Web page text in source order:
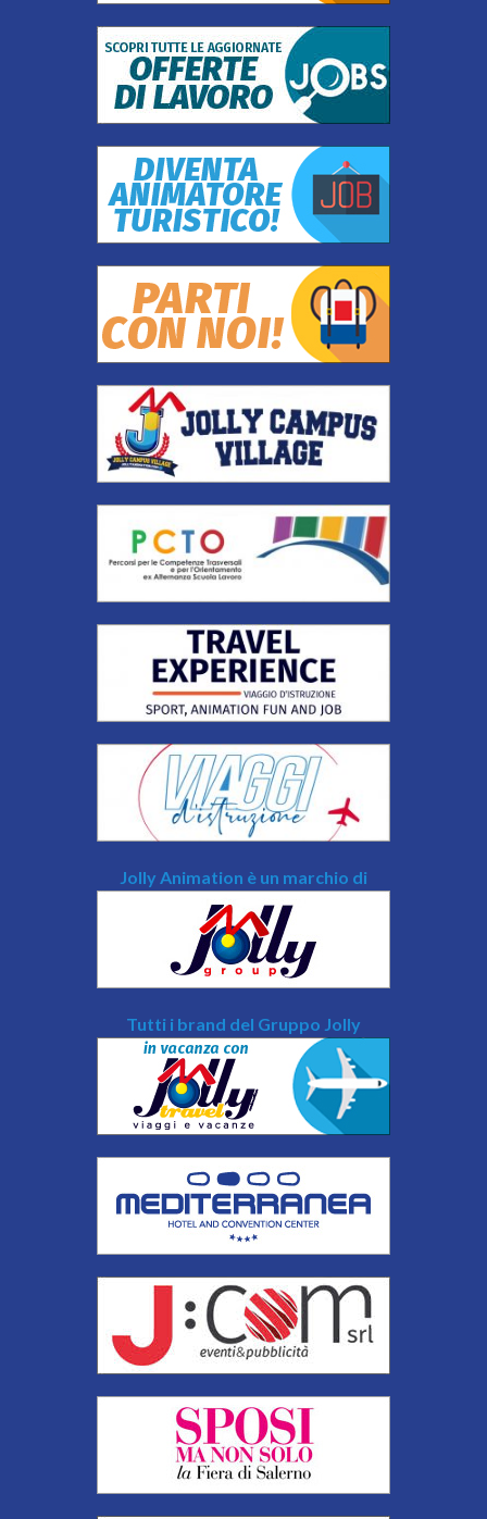
Jolly Animation è un marchio di
Tutti i brand del Gruppo Jolly